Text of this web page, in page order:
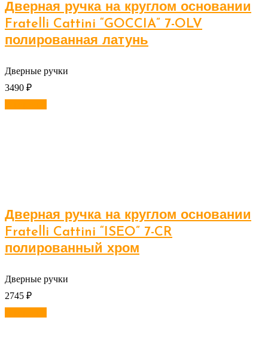
Дверная ручка на круглом основании
Fratelli Cattini “GOCCIA” 7-OLV
полированная латунь
Дверные ручки
3490 ₽
Дверная ручка на круглом основании
Fratelli Cattini “ISEO” 7-CR
полированный хром
Дверные ручки
2745 ₽